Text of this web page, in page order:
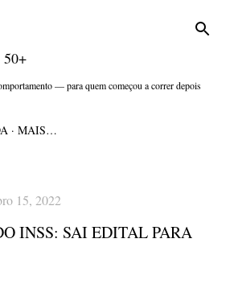
— para quem começou a correr depois
MAIS…
15, 2022
INSS: SAI EDITAL PARA